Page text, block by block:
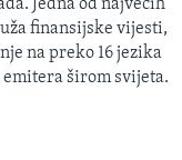
Jedna od najvećih
finansijske vijesti,
na preko 16 jezika
emitera širom svijeta.